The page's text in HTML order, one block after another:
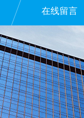
在线留言